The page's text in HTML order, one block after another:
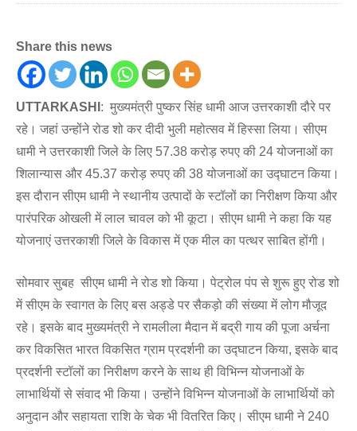
Share this news
UTTARKASHI : मुख्यमंत्री पुष्कर सिंह धामी आज उत्तरकाशी दौरे पर
रहे। जहां उन्होंने रोड शो कर दीदी भुली महोत्सव में हिस्सा लिया। सीएम
धामी ने उत्तरकाशी जिले के लिए 57.38 करोड़ रुपए की 24 योजनाओं का
शिलान्यास और 45.37 करोड़ रुपए की 38 योजनाओं का उद्घाटन किया।
इस दौरान सीएम धामी ने स्थानीय उत्पादों के स्टॉलों का निरीक्षण किया और
पारंपरिक ओखली में लाल चावल को भी कूटा। सीएम धामी ने कहा कि यह
योजनाएं उत्तरकाशी जिले के विकास में एक मील का पत्थर साबित होंगी।
सोमवार सुबह सीएम धामी ने रोड शो किया। पेट्रोल पंप से शुरू हुए रोड शो
में सीएम के स्वागत के लिए बस अड्डे पर सैकड़ो की संख्या में लोग मौजूद
रहे। इसके बाद मुख्यमंत्री ने रामलीला मैदान में बद्री गाय की पूजा अर्चना
कर विकसित भारत विकसित ग्राम प्रदर्शनी का उद्घाटन किया, इसके बाद
प्रदर्शनी स्टॉलों का निरीक्षण करने के साथ ही विभिन्न योजनाओं के
लाभार्थियों से संवाद भी किया। उन्होंने विभिन्न योजनाओं के लाभार्थियों को
अनुदान और सहायता राशि के चेक भी वितरित किए। सीएम धामी ने 240